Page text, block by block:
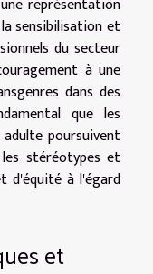
sensibilisation et
du secteur
à une
dans des
que les
poursuivent
stéréotypes et
d'équité à l'égard
et